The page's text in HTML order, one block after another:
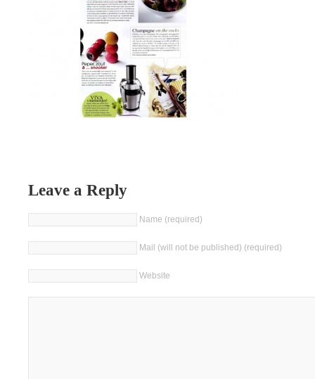
Leave a Reply
Name (required)
Mail (will not be published) (required)
Website